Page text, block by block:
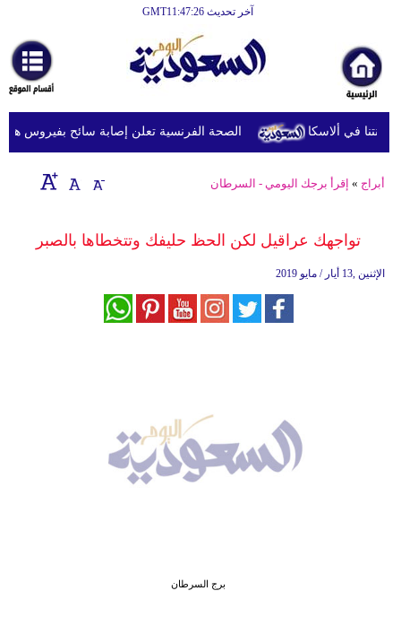
آخر تحديث GMT11:47:26
أخبارعاجلة
رياضة
ثقافة
إقتصاد
وموسيقى
الصحة الفرنسية تعلن إصابة سائح بفيروس هانتا
أبراج » إقرأ برجك اليومي - السرطان
تواجهك عراقيل لكن الحظ حليفك وتتخطاها بالصبر
الإثنين ,13 أيار / مايو 2019
برج السرطان